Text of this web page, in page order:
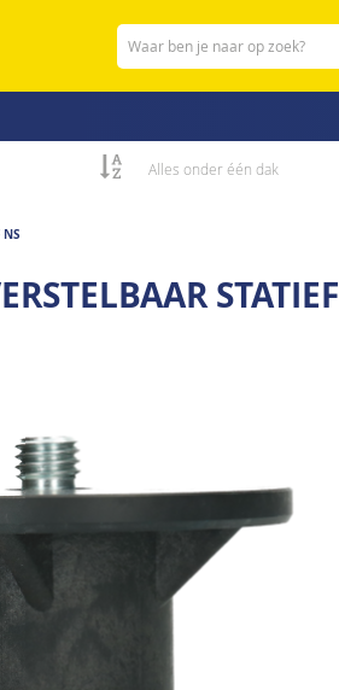
Zoeken
Alles onder één dak
NS
STATIEF